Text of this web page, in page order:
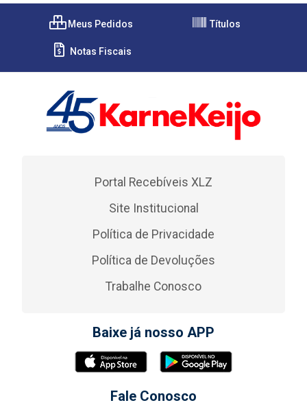
Meus Pedidos Títulos
Notas Fiscais
Portal Recebíveis XLZ
Site Institucional
Política de Privacidade
Política de Devoluções
Trabalhe Conosco
Baixe já nosso APP
Fale Conosco